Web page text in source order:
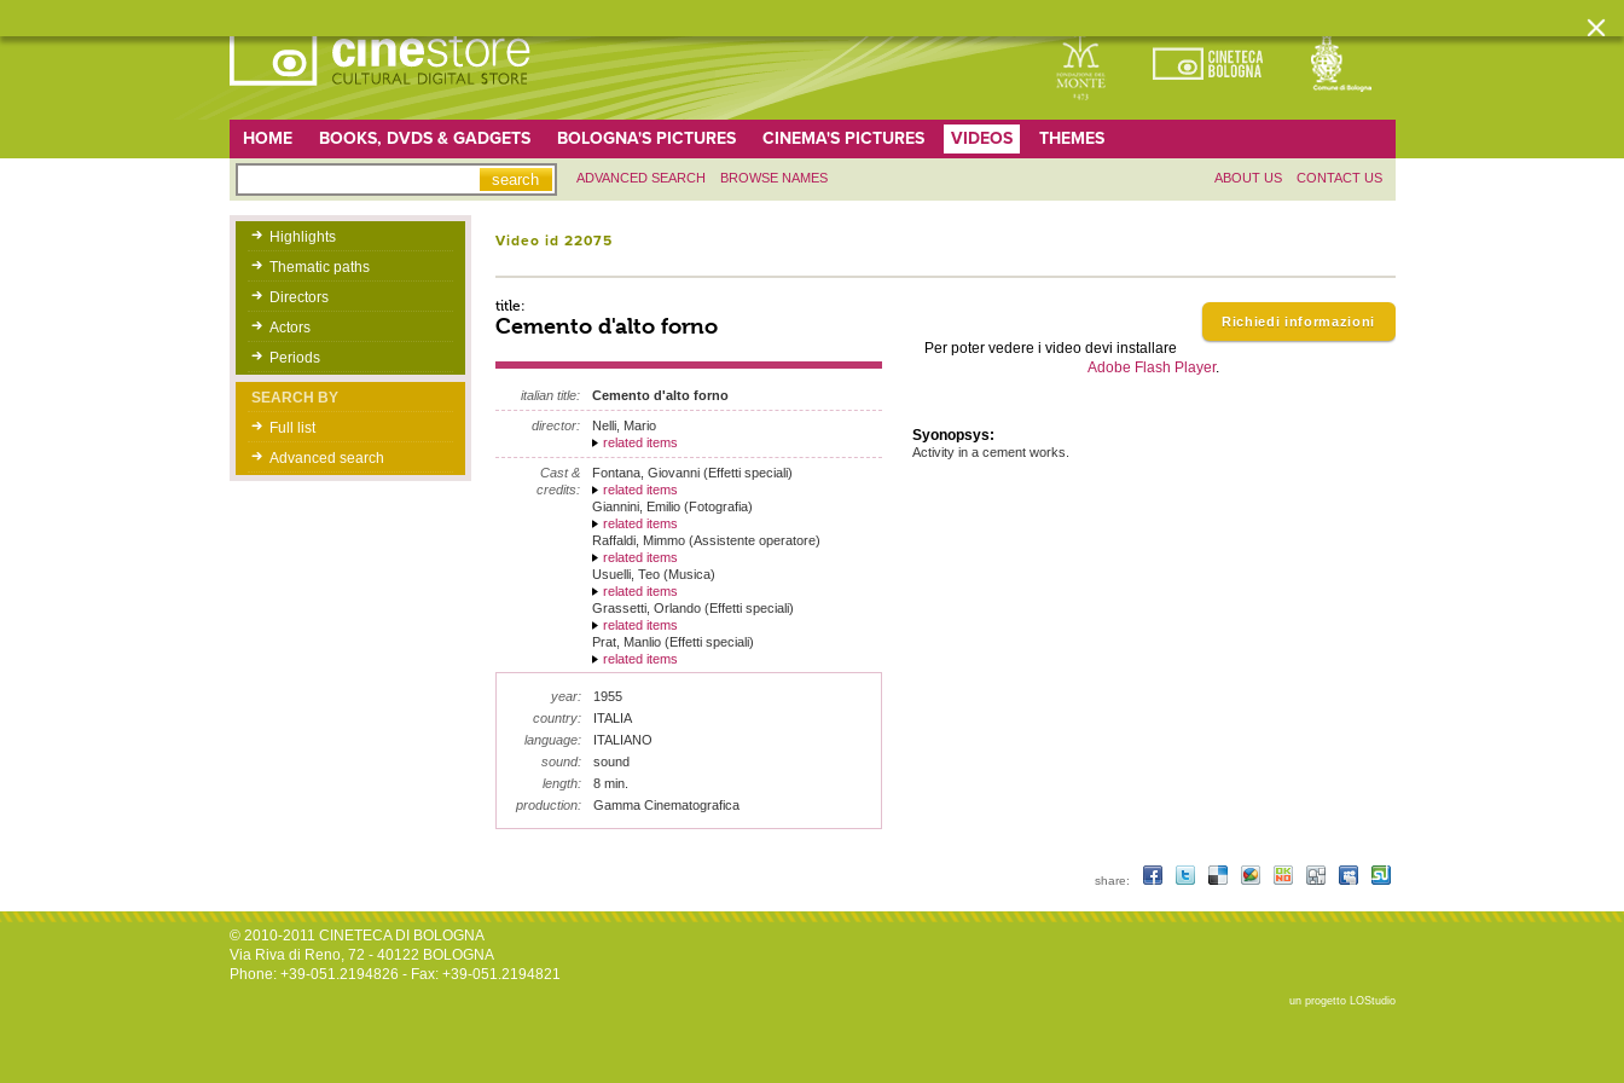
HOME BOOKS, DVDS & GADGETS BOLOGNA'S PICTURES CINEMA'S PICTURES VIDEOS THEMES
ADVANCED SEARCH BROWSE NAMES ABOUT US CONTACT US
Highlights
Thematic paths
Directors
Actors
Periods
SEARCH BY
Full list
Advanced search
Video id 22075
Richiedi informazioni
Per poter vedere i video devi installare
Adobe Flash Player.
Syonopsys:
Activity in a cement works.
title:
Cemento d'alto forno
italian title: Cemento d'alto forno
director:
Nelli, Mario
related items
Cast &
credits:
Fontana, Giovanni (Effetti speciali)
related items
Giannini, Emilio (Fotografia)
related items
Raffaldi, Mimmo (Assistente operatore)
related items
Usuelli, Teo (Musica)
related items
Grassetti, Orlando (Effetti speciali)
related items
Prat, Manlio (Effetti speciali)
related items
year:
1955
country:
ITALIA
language:
ITALIANO
sound:
sound
length:
8 min.
production:
Gamma Cinematografica
share:
© 2010-2011 CINETECA DI BOLOGNA
Via Riva di Reno, 72 - 40122 BOLOGNA
Phone: +39-051.2194826 - Fax: +39-051.2194821
un progetto LOStudio